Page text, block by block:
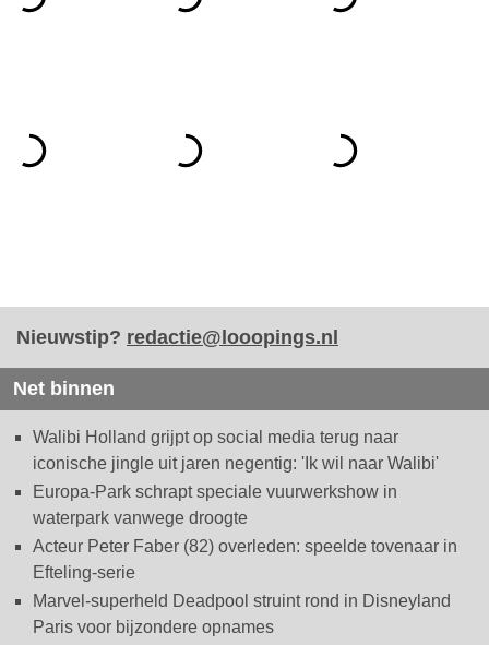
Nieuwstip? redactie@looopings.nl
Net binnen
Walibi Holland grijpt op social media terug naar
iconische jingle uit jaren negentig: 'Ik wil naar Walibi'
Europa-Park schrapt speciale vuurwerkshow in
waterpark vanwege droogte
Acteur Peter Faber (82) overleden: speelde tovenaar in
Efteling-serie
Marvel-superheld Deadpool struint rond in Disneyland
Paris voor bijzondere opnames